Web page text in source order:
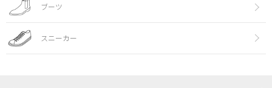
ブーツ
スニーカー